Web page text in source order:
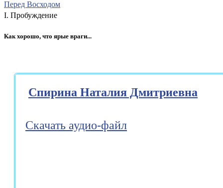
Перед Восходом
I. Пробуждение
Как хорошо, что ярые враги...
Спирина Наталия Дмитриевна
Скачать аудио-файл